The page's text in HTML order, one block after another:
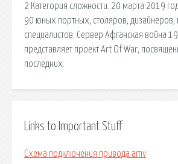
2 Категория сложности. 20 марта 2019
90 юных портных, столяров, дизайнеров,
специалистов. Сервер Афганская война
представляет проект Art Of War,
последних.
Links to Important Stuff
Схема подключения привода amv